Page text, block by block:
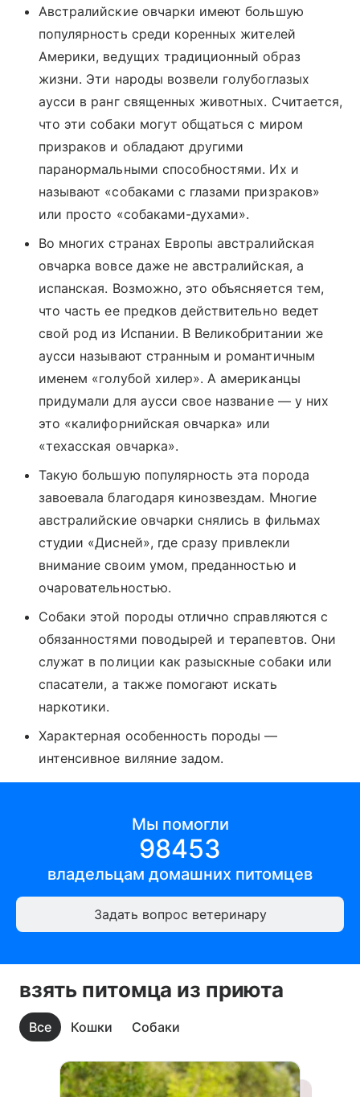
Австралийские овчарки имеют большую
популярность среди коренных жителей
Америки, ведущих традиционный образ
жизни. Эти народы возвели голубоглазых
аусси в ранг священных животных. Считается,
что эти собаки могут общаться с миром
призраков и обладают другими
паранормальными способностями. Их и
называют «собаками с глазами призраков»
или просто «собаками-духами».
Во многих странах Европы австралийская
овчарка вовсе даже не австралийская, а
испанская. Возможно, это объясняется тем,
что часть ее предков действительно ведет
свой род из Испании. В Великобритании же
аусси называют странным и романтичным
именем «голубой хилер». А американцы
придумали для аусси свое название — у них
это «калифорнийская овчарка» или
«техасская овчарка».
Такую большую популярность эта порода
завоевала благодаря кинозвездам. Многие
австралийские овчарки снялись в фильмах
студии «Дисней», где сразу привлекли
внимание своим умом, преданностью и
очаровательностью.
Собаки этой породы отлично справляются с
обязанностями поводырей и терапевтов. Они
служат в полиции как разыскные собаки или
спасатели, а также помогают искать
наркотики.
Характерная особенность породы —
интенсивное виляние задом.
Мы помогли
98453
владельцам домашних питомцев
Задать вопрос ветеринару
взять питомца из приюта
Все Кошки Собаки